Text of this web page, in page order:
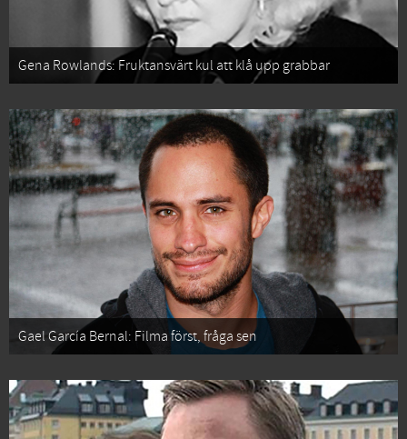
Gena Rowlands: Fruktansvärt kul att klå upp grabbar
Gael García Bernal: Filma först, fråga sen